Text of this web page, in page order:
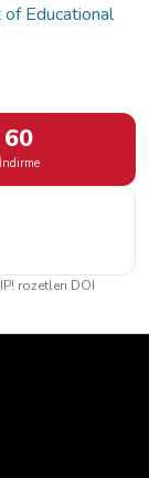
Educational
60
İndirme
rozetleri DOI